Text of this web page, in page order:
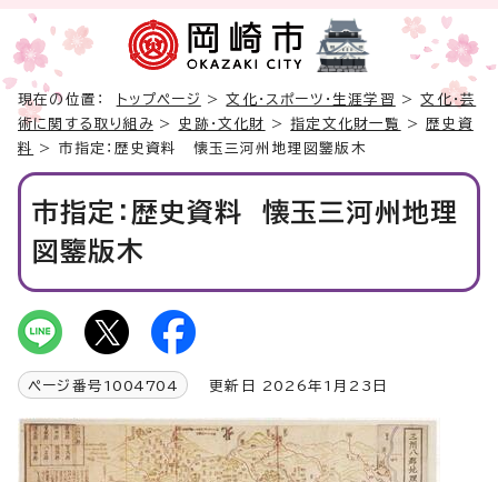
現在の位置： トップページ >文化・スポーツ・生涯学習 >文化・芸
術に関する取り組み> 史跡・文化財 >指定文化財一覧 >歴史資
料
> 市指定：歴史資料 懐玉三河州地理図鑒版木
市指定：歴史資料 懐玉三河州地理
図鑒版木
ページ番号 1004704 更新日 2026年1月23日